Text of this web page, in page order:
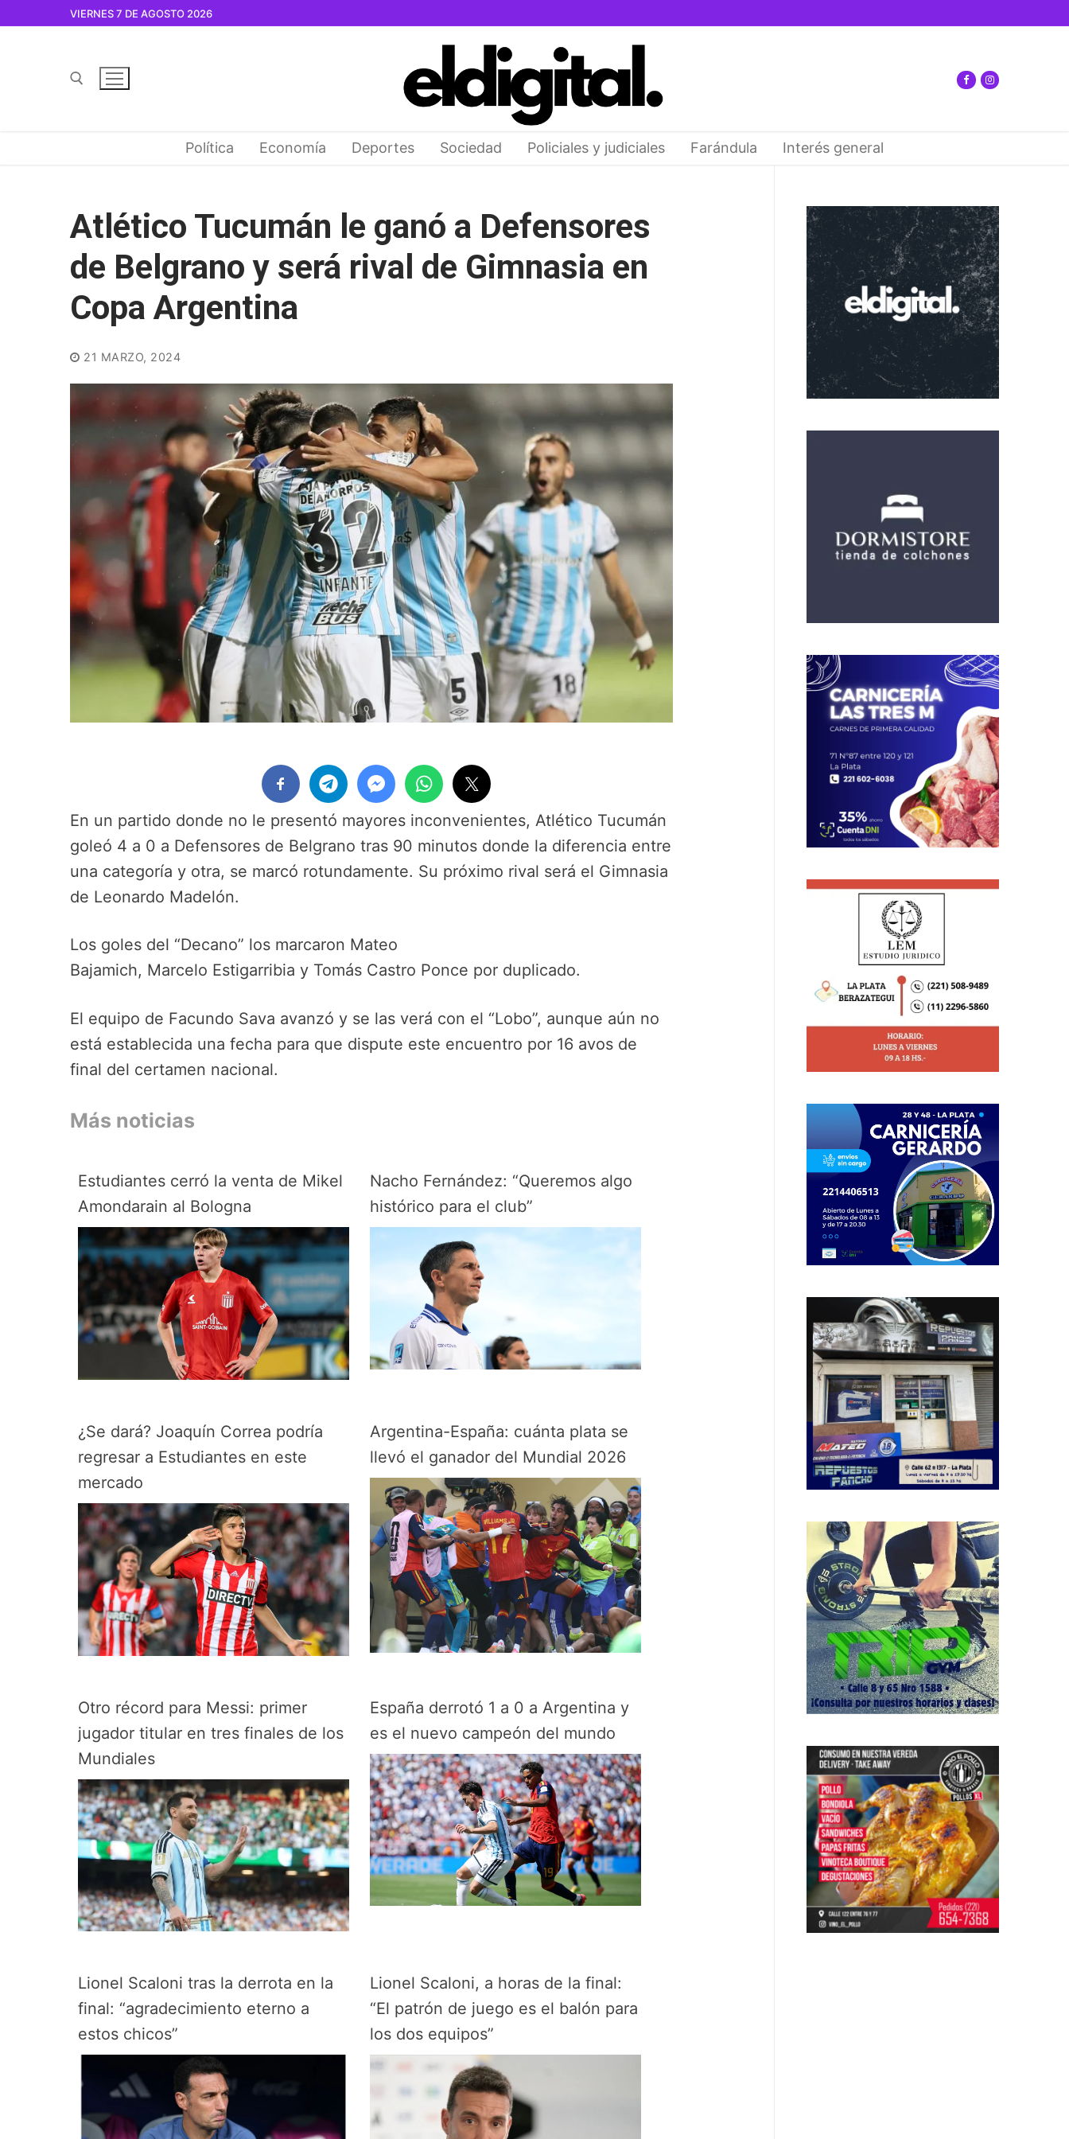
VIERNES 7 DE AGOSTO 2026
Política Economía Deportes Sociedad Policiales y judiciales Farándula Interés general
Atlético Tucumán le ganó a Defensores
de Belgrano y será rival de Gimnasia en
Copa Argentina
21 MARZO, 2024
En un partido donde no le presentó mayores inconvenientes, Atlético Tucumán
goleó 4 a 0 a Defensores de Belgrano tras 90 minutos donde la diferencia entre
una categoría y otra, se marcó rotundamente. Su próximo rival será el Gimnasia
de Leonardo Madelón.
Los goles del “Decano” los marcaron Mateo
Bajamich, Marcelo Estigarribia y Tomás Castro Ponce por duplicado.
El equipo de Facundo Sava avanzó y se las verá con el “Lobo”, aunque aún no
está establecida una fecha para que dispute este encuentro por 16 avos de
final del certamen nacional.
Más noticias
Estudiantes cerró la venta de Mikel
Amondarain al Bologna
Nacho Fernández: “Queremos algo
histórico para el club”
¿Se dará? Joaquín Correa podría
regresar a Estudiantes en este
mercado
Argentina-España: cuánta plata se
llevó el ganador del Mundial 2026
Otro récord para Messi: primer
jugador titular en tres finales de los
Mundiales
España derrotó 1 a 0 a Argentina y
es el nuevo campeón del mundo
Lionel Scaloni tras la derrota en la
final: “agradecimiento eterno a
estos chicos”
Lionel Scaloni, a horas de la final:
“El patrón de juego es el balón para
los dos equipos”